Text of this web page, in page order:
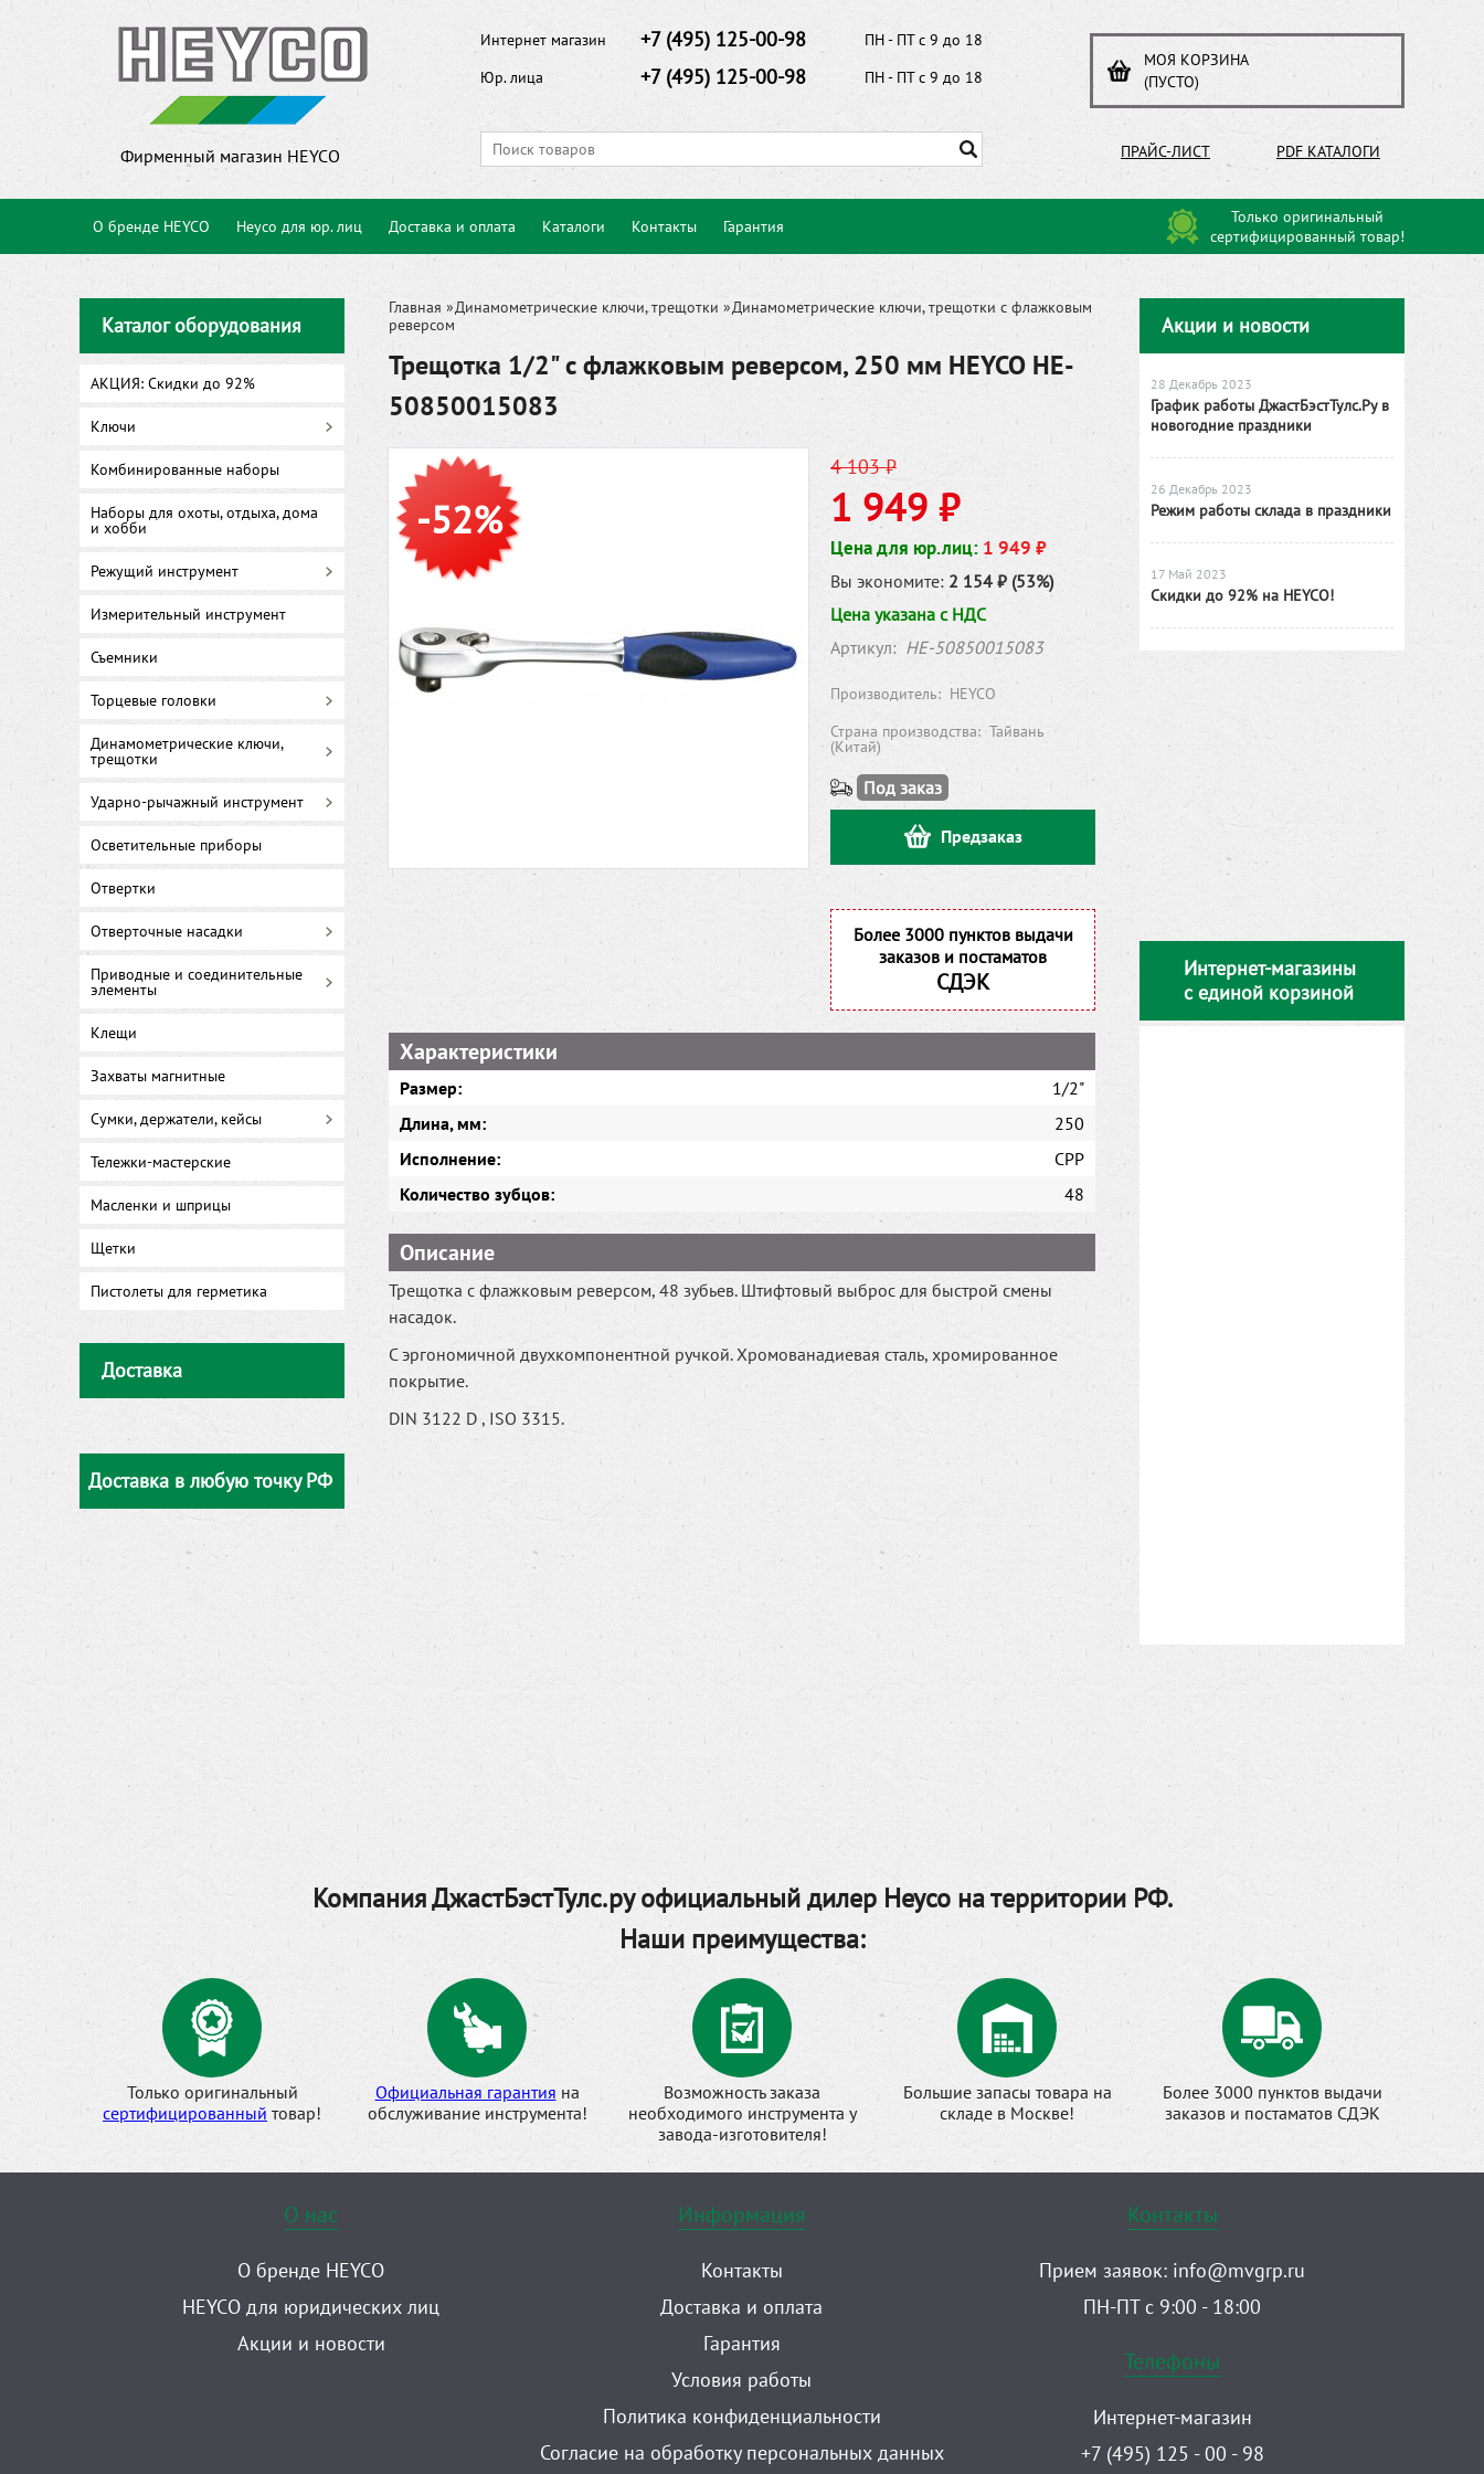
Фирменный магазин HEYCO
Интернет магазин +7 (495) 125-00-98
ПН - ПТ с 9 до 18
Юр. лица
+7 (495) 125-00-98 ПН - ПТ с 9 до 18
МОЯ КОРЗИНА
(ПУСТО)
ПРАЙС-ЛИСТ PDF КАТАЛОГИ
О бренде HEYCO Heyco для юр. лиц Доставка и оплата Каталоги Контакты Гарантия
Только оригинальный
сертифицированный товар!
Каталог оборудования
АКЦИЯ: Скидки до 92%
Ключи
Комбинированные наборы
Наборы для охоты, отдыха, дома
и хобби
Режущий инструмент
Измерительный инструмент
Съемники
Торцевые головки
Динамометрические ключи,
трещотки
Ударно-рычажный инструмент
Осветительные приборы
Отвертки
Отверточные насадки
Приводные и соединительные
элементы
Клещи
Захваты магнитные
Сумки, держатели, кейсы
Тележки-мастерские
Масленки и шприцы
Щетки
Пистолеты для герметика
Доставка
Доставка в любую точку РФ
Главная »Динамометрические ключи, трещотки »Динамометрические ключи, трещотки с флажковым
реверсом
Трещотка 1/2" с флажковым реверсом, 250 мм HEYCO HE-
50850015083
-52%
4 103 ₽
1 949 ₽
Цена для юр.лиц: 1 949 ₽
Вы экономите: 2 154 ₽ (53%)
Цена указана с НДС
Артикул: HE-50850015083
Производитель: HEYCO
Страна производства: Тайвань
(Китай)
Под заказ
Предзаказ
Более 3000 пунктов выдачи
заказов и постаматов
СДЭК
Характеристики
Размер:
1/2"
Длина, мм:
250
Исполнение:
CPP
Количество зубцов:
48
Описание
Трещотка с флажковым реверсом, 48 зубьев. Штифтовый выброс для быстрой смены
насадок.
С эргономичной двухкомпонентной ручкой. Хромованадиевая сталь, хромированное
покрытие.
DIN 3122 D , ISO 3315.
Акции и новости
28 Декабрь 2023
График работы ДжастБэстТулс.Ру в
новогодние праздники
26 Декабрь 2023
Режим работы склада в праздники
17 Май 2023
Скидки до 92% на HEYCO!
Интернет-магазины
с единой корзиной
Компания ДжастБэстТулс.ру официальный дилер Heyco на территории РФ.
Наши преимущества:
Только оригинальный
сертифицированный товар!
Официальная гарантия на
обслуживание инструмента!
Возможность заказа
необходимого инструмента у
завода-изготовителя!
Большие запасы товара на
складе в Москве!
Более 3000 пунктов выдачи
заказов и постаматов СДЭК
О нас
О бренде HEYCO
HEYCO для юридических лиц
Акции и новости
Информация
Контакты
Доставка и оплата
Гарантия
Условия работы
Политика конфиденциальности
Согласие на обработку персональных данных
Контакты
Прием заявок: info@mvgrp.ru
ПН-ПТ с 9:00 - 18:00
Телефоны
Интернет-магазин
+7 (495) 125 - 00 - 98